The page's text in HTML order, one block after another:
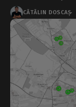
CĂTĂLIN DOSCAȘ